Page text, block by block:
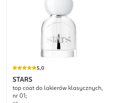
5,0
STARS
top coat do lakierów klasycznych,
nr 01;